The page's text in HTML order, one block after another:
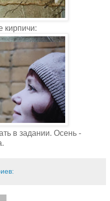
кирпичи:
в задании. Осень -